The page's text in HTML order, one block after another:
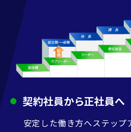
契約社員から正社員へ
安定した働き方へステップ